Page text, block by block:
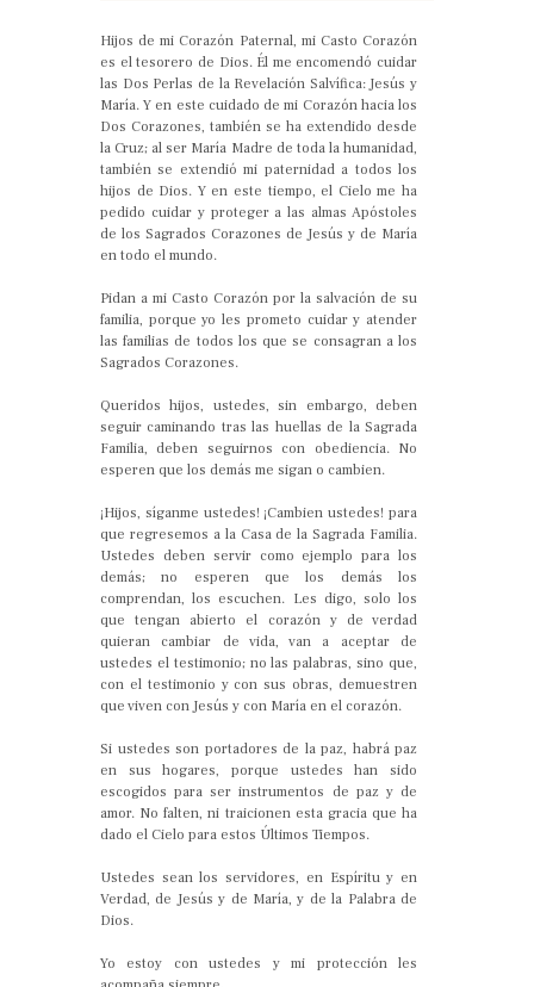
Hijos de mi Corazón Paternal, mi Casto Corazón
es el tesorero de Dios. Él me encomendó cuidar
las Dos Perlas de la Revelación Salvífica: Jesús y
María. Y en este cuidado de mi Corazón hacia los
Dos Corazones, también se ha extendido desde
la Cruz; al ser María Madre de toda la humanidad,
también se extendió mi paternidad a todos los
hijos de Dios. Y en este tiempo, el Cielo me ha
pedido cuidar y proteger a las almas Apóstoles
de los Sagrados Corazones de Jesús y de María
en todo el mundo.
Pidan a mi Casto Corazón por la salvación de su
familia, porque yo les prometo cuidar y atender
las familias de todos los que se consagran a los
Sagrados Corazones.
Queridos hijos, ustedes, sin embargo, deben
seguir caminando tras las huellas de la Sagrada
Familia, deben seguirnos con obediencia. No
esperen que los demás me sigan o cambien.
¡Hijos, síganme ustedes! ¡Cambien ustedes! para
que regresemos a la Casa de la Sagrada Familia.
Ustedes deben servir como ejemplo para los
demás; no esperen que los demás los
comprendan, los escuchen. Les digo, solo los
que tengan abierto el corazón y de verdad
quieran cambiar de vida, van a aceptar de
ustedes el testimonio; no las palabras, sino que,
con el testimonio y con sus obras, demuestren
que viven con Jesús y con María en el corazón.
Si ustedes son portadores de la paz, habrá paz
en sus hogares, porque ustedes han sido
escogidos para ser instrumentos de paz y de
amor. No falten, ni traicionen esta gracia que ha
dado el Cielo para estos Últimos Tiempos.
Ustedes sean los servidores, en Espíritu y en
Verdad, de Jesús y de María, y de la Palabra de
Dios.
Yo estoy con ustedes y mi protección les